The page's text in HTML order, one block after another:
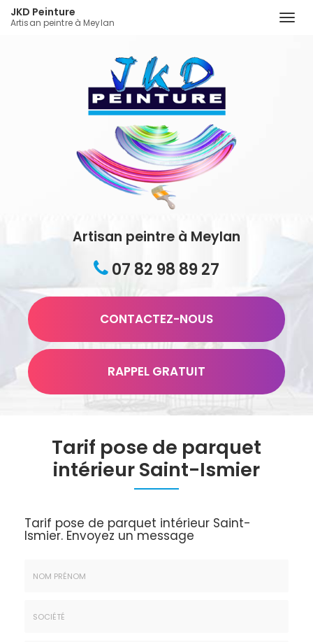
JKD Peinture
Artisan peintre à Meylan
Artisan peintre à Meylan
07 82 98 89 27
CONTACTEZ-NOUS
RAPPEL GRATUIT
Tarif pose de parquet
intérieur Saint-Ismier
Tarif pose de parquet intérieur Saint-
Ismier. Envoyez un message